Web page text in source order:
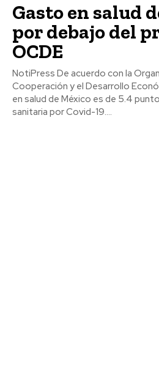
Gasto en salud
por debajo del
OCDE
NotiPress De acuerdo con la Organización para la
Cooperación y el Desarrollo
en salud de México es de 5.4
sanitaria por Covid-19....